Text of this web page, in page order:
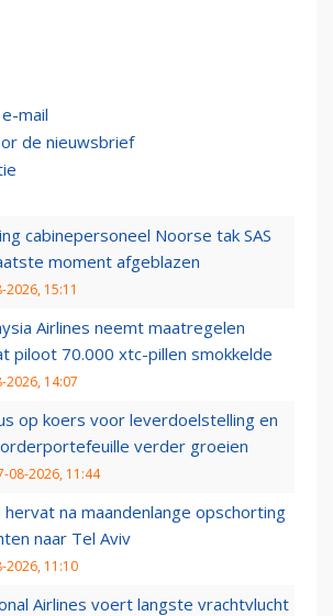
mail
de nieuwsbrief
cabinepersoneel Noorse tak SAS
moment afgeblazen
2026, 15:11
Airlines neemt maatregelen
piloot 70.000 xtc-pillen smokkelde
2026, 14:07
op koers voor leverdoelstelling en
verder groeien
08-2026, 11:44
hervat na maandenlange opschorting
naar Tel Aviv
2026, 11:10
Airlines voert langste vrachtvlucht